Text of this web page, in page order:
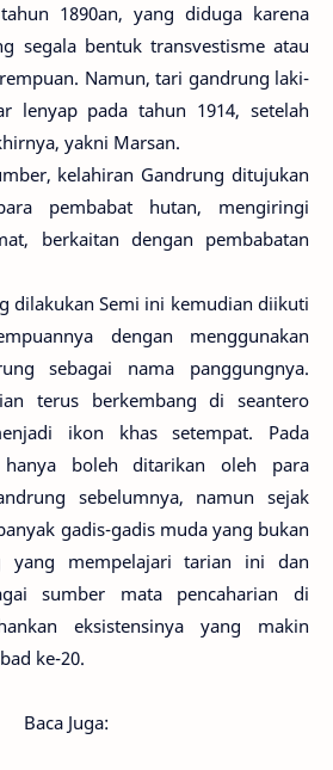
1890an, yang diduga karena
segala bentuk transvestisme atau
Namun, tari gandrung laki-
lenyap pada tahun 1914, setelah
yakni Marsan.
kelahiran Gandrung ditujukan
pembabat hutan, mengiringi
berkaitan dengan pembabatan
dilakukan Semi ini kemudian diikuti
dengan menggunakan
sebagai nama panggungnya.
terus berkembang di seantero
ikon khas setempat. Pada
boleh ditarikan oleh para
sebelumnya, namun sejak
gadis-gadis muda yang bukan
yang mempelajari tarian ini dan
sumber mata pencaharian di
eksistensinya yang makin
ke-20.
Baca Juga: